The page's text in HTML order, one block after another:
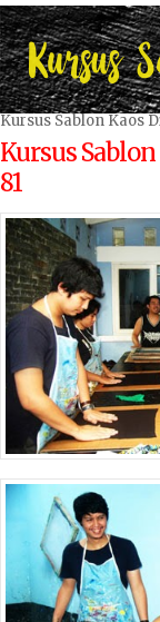
Kursus Sablon Kaos
Kursus
81